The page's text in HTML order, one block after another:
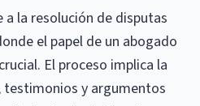
a la resolución de disputas
el papel de un abogado
El proceso implica la
testimonios y argumentos